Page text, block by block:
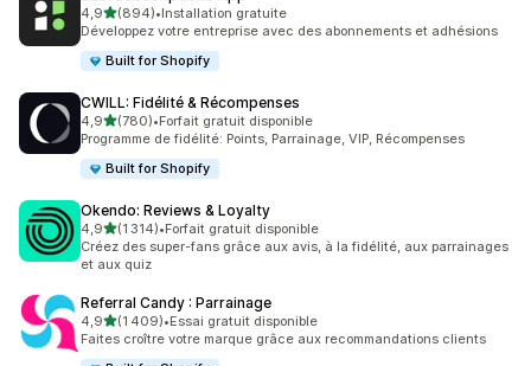
4,9étoile(s) sur 5
(894)
894 avis au total
•Installation gratuite
Développez votre entreprise avec des abonnements et adhésions
Built for Shopify
CWILL: Fidélité & Récompenses
4,9étoile(s) sur 5
(780)
780 avis au total
•Forfait gratuit disponible
Programme de fidélité: Points, Parrainage, VIP, Récompenses
Built for Shopify
Okendo: Reviews & Loyalty
4,9étoile(s) sur 5
(1 314)
1314 avis au total
•Forfait gratuit disponible
Créez des super-fans grâce aux avis, à la fidélité, aux parrainages
et aux quiz
Referral Candy : Parrainage
4,9étoile(s) sur 5
(1 409)
1409 avis au total
•Essai gratuit disponible
Faites croître votre marque grâce aux recommandations clients